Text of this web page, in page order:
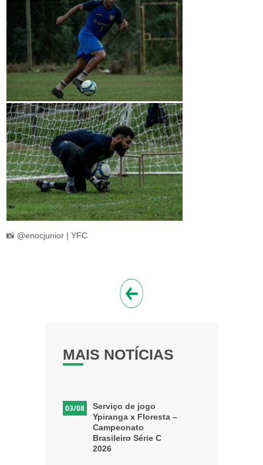
📸 @enocjunior | YFC
MAIS NOTÍCIAS
03/08
Serviço de jogo
Ypiranga x Floresta –
Campeonato
Brasileiro Série C
2026